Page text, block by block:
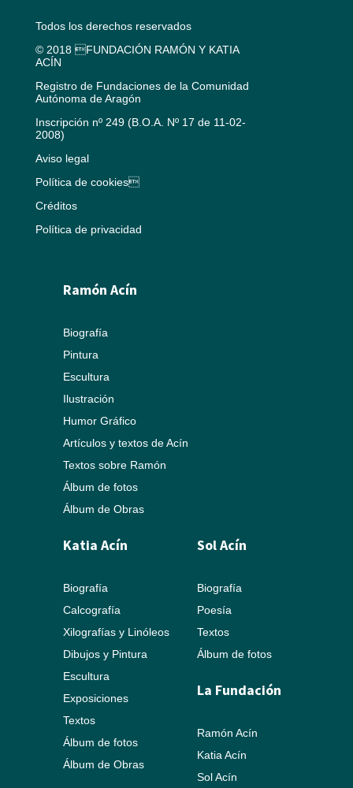
Todos los derechos reservados
© 2018 FUNDACIÓN RAMÓN Y KATIA
ACÍN
Registro de Fundaciones de la Comunidad
Autónoma de Aragón
Inscripción nº 249 (B.O.A. Nº 17 de 11-02-
2008)
Aviso legal
Política de cookies
Créditos
Política de privacidad
Ramón Acín
Biografía
Pintura
Escultura
Ilustración
Humor Gráfico
Artículos y textos de Acín
Textos sobre Ramón
Álbum de fotos
Álbum de Obras
Katia Acín
Biografía
Calcografía
Xilografías y Linóleos
Dibujos y Pintura
Escultura
Exposiciones
Textos
Álbum de fotos
Álbum de Obras
Sol Acín
Biografía
Poesía
Textos
Álbum de fotos
La Fundación
Ramón Acín
Katia Acín
Sol Acín